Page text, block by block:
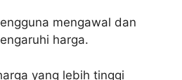
mengawal dan
harga.
yang lebih tinggi